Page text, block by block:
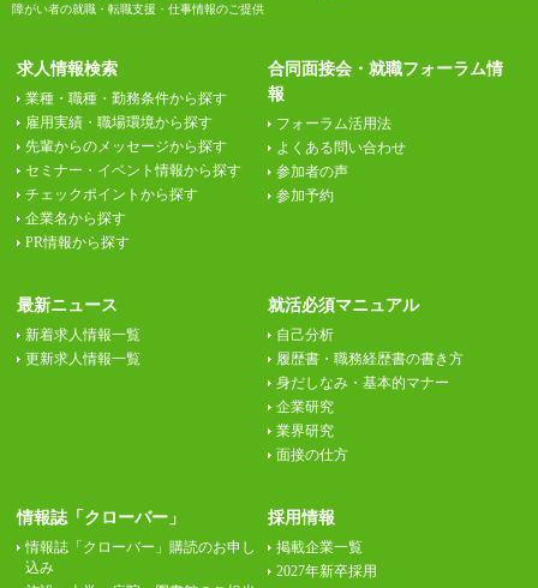
障がい者の就職・転職支援・仕事情報のご提供
求人情報検索
業種・職種・勤務条件から探す
雇用実績・職場環境から探す
先輩からのメッセージから探す
セミナー・イベント情報から探す
チェックポイントから探す
企業名から探す
PR情報から探す
合同面接会・就職フォーラム情
報
フォーラム活用法
よくある問い合わせ
参加者の声
参加予約
最新ニュース
新着求人情報一覧
更新求人情報一覧
就活必須マニュアル
自己分析
履歴書・職務経歴書の書き方
身だしなみ・基本的マナー
企業研究
業界研究
面接の仕方
情報誌「クローバー」
情報誌「クローバー」購読のお申し
込み
採用情報
掲載企業一覧
2027年新卒採用